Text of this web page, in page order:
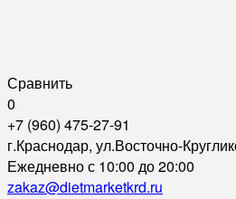
Сравнить
0
+7 (960) 475-27-91
г.Краснодар, ул.Восточно-
Ежедневно с 10:00 до 20:00
zakaz@dietmarketkrd.ru